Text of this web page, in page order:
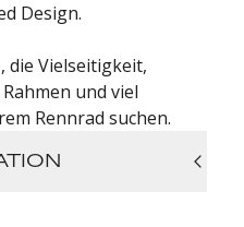
Design.
die Vielseitigkeit,
und viel
Rennrad suchen.